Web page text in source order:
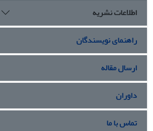
اطلاعات نشریه
راهنمای نویسندگان
ارسال مقاله
داوران
تماس با ما